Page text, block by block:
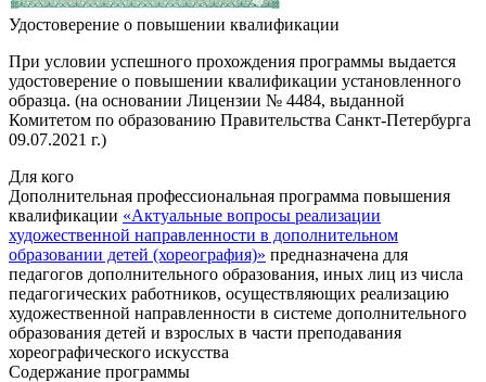
Удостоверение о повышении квалификации
При условии успешного прохождения программы выдается
удостоверение о повышении квалификации установленного
образца. (на основании Лицензии № 4484, выданной
Комитетом по образованию Правительства Санкт-Петербурга
09.07.2021 г.)
Для кого
Дополнительная профессиональная программа повышения
квалификации «Актуальные вопросы реализации
художественной направленности в дополнительном
образовании детей (хореография)» предназначена для
педагогов дополнительного образования, иных лиц из числа
педагогических работников, осуществляющих реализацию
художественной направленности в системе дополнительного
образования детей и взрослых в части преподавания
хореографического искусства
Содержание программы